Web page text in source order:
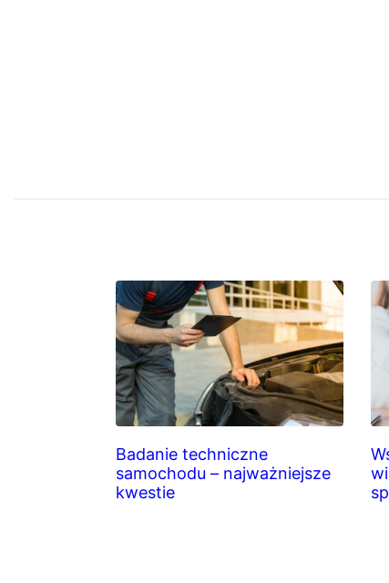
Badanie techniczne
samochodu – najważniejsze
kwestie